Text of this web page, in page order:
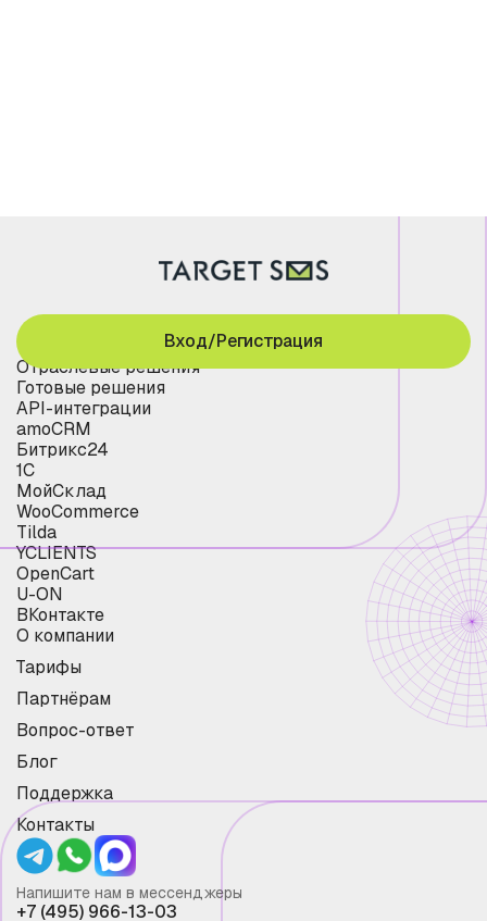
Отраслевые решения
Готовые решения
API-интеграции
amoCRM
Битрикс24
1С
МойСклад
WooCommerce
Tilda
YCLIENTS
OpenCart
U-ON
ВКонтакте
О компании
Тарифы
Партнёрам
Вопрос-ответ
Блог
Поддержка
Контакты
Вход/Регистрация
Напишите нам в мессенджеры
+7 (495) 966-13-03